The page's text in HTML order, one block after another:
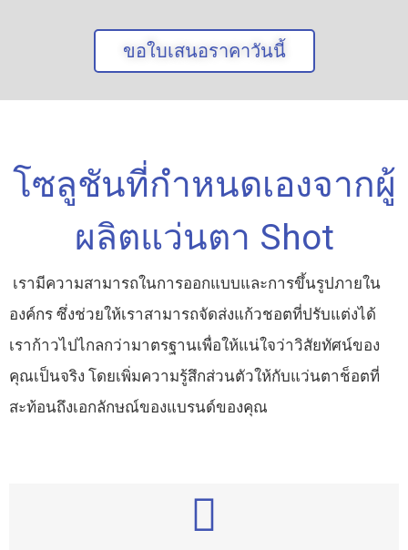
ขอใบเสนอราคาวันนี้
โซลูชันที่กำหนดเองจากผู้
ผลิตแว่นตา Shot
เรามีความสามารถในการออกแบบและการขึ้นรูปภายใน
องค์กร ซึ่งช่วยให้เราสามารถจัดส่งแก้วชอตที่ปรับแต่งได้
เราก้าวไปไกลกว่ามาตรฐานเพื่อให้แน่ใจว่าวิสัยทัศน์ของ
คุณเป็นจริง โดยเพิ่มความรู้สึกส่วนตัวให้กับแว่นตาช็อตที่
สะท้อนถึงเอกลักษณ์ของแบรนด์ของคุณ